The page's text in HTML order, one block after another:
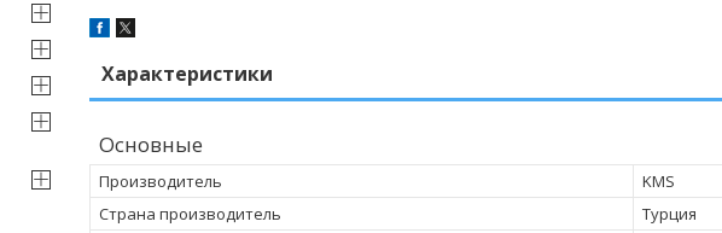
Характеристики
Основные
Производитель
KMS
Страна производитель
Турция